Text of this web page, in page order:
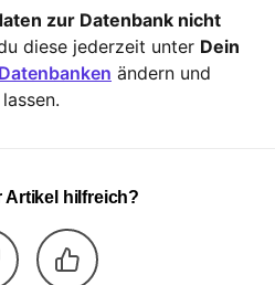
zur Datenbank nicht
diese jederzeit unter Dein
Datenbanken ändern und
Artikel hilfreich?